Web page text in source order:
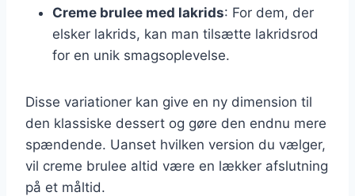
Creme brulee med lakrids: For dem, der
elsker lakrids, kan man tilsætte lakridsrod
for en unik smagsoplevelse.
Disse variationer kan give en ny dimension til
den klassiske dessert og gøre den endnu mere
spændende. Uanset hvilken version du vælger,
vil creme brulee altid være en lækker afslutning
på et måltid.